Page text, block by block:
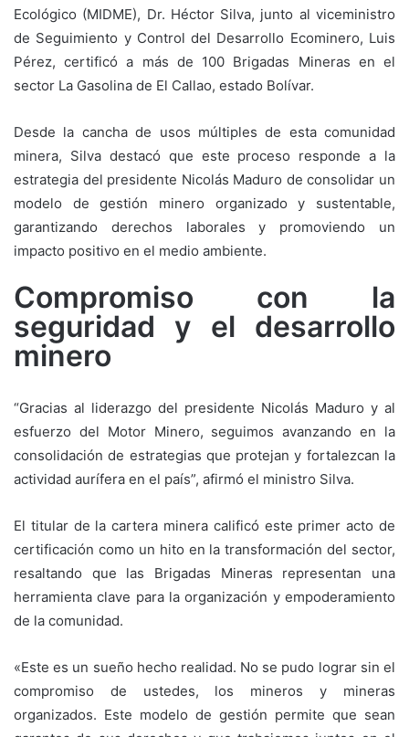
Ecológico (MIDME), Dr. Héctor Silva, junto al viceministro
de Seguimiento y Control del Desarrollo Ecominero, Luis
Pérez, certificó a más de 100 Brigadas Mineras en el
sector La Gasolina de El Callao, estado Bolívar.
Desde la cancha de usos múltiples de esta comunidad
minera, Silva destacó que este proceso responde a la
estrategia del presidente Nicolás Maduro de consolidar un
modelo de gestión minero organizado y sustentable,
garantizando derechos laborales y promoviendo un
impacto positivo en el medio ambiente.
Compromiso con la
seguridad y el desarrollo
minero
“Gracias al liderazgo del presidente Nicolás Maduro y al
esfuerzo del Motor Minero, seguimos avanzando en la
consolidación de estrategias que protejan y fortalezcan la
actividad aurífera en el país”, afirmó el ministro Silva.
El titular de la cartera minera calificó este primer acto de
certificación como un hito en la transformación del sector,
resaltando que las Brigadas Mineras representan una
herramienta clave para la organización y empoderamiento
de la comunidad.
«Este es un sueño hecho realidad. No se pudo lograr sin el
compromiso de ustedes, los mineros y mineras
organizados. Este modelo de gestión permite que sean